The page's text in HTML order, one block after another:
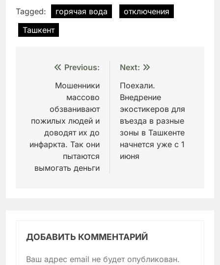
Tagged: горячая вода
отключения
Ташкент
Навигация
записям
Previous:
Мошенники
массово
обзванивают
пожилых людей и
доводят их до
инфаркта. Так они
пытаются
вымогать деньги
Next:
Поехали.
Внедрение
экостикеров для
въезда в разные
зоны в Ташкенте
начнется уже с 1
июня
ДОБАВИТЬ КОММЕНТАРИЙ
Ваш адрес email не будет опубликован.